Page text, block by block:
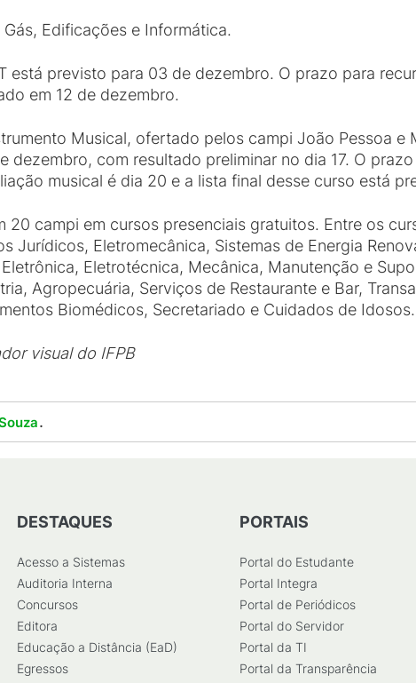
Edificações e Informática.
está previsto para 03 de dezembro. O prazo para
em 12 de dezembro.
Musical, ofertado pelos campi João Pessoa e
dezembro, com resultado preliminar no dia 17. O
musical é dia 20 e a lista final desse curso está
20 campi em cursos presenciais gratuitos. Entre os
Jurídicos, Eletromecânica, Sistemas de Energia
Eletrotécnica, Mecânica, Manutenção e
Agropecuária, Serviços de Restaurante e Bar,
Biomédicos, Secretariado e Cuidados de Idosos.
visual do IFPB
.
DESTAQUES
Acesso a Sistemas
Auditoria Interna
Concursos
Editora
Educação a Distância (EaD)
Egressos
PORTAIS
Portal do Estudante
Portal Integra
Portal de Periódicos
Portal do Servidor
Portal da TI
Portal da Transparência